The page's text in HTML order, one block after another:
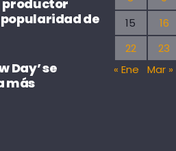
productor
de
Day’ se
más
15
16
22
23
« Ene
Mar »